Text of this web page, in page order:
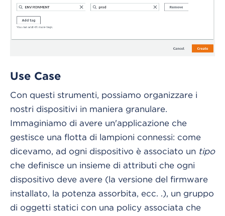
Use Case
Con questi strumenti, possiamo organizzare i
nostri dispositivi in maniera granulare.
Immaginiamo di avere un'applicazione che
gestisce una flotta di lampioni connessi: come
dicevamo, ad ogni dispositivo è associato un tipo
che definisce un insieme di attributi che ogni
dispositivo deve avere (la versione del firmware
installato, la potenza assorbita, ecc. .), un gruppo
di oggetti statici con una policy associata che